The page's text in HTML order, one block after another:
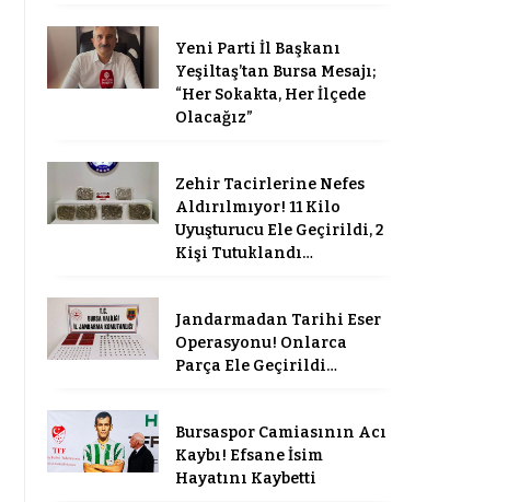
Yeni Parti İl Başkanı
Yeşiltaş’tan Bursa Mesajı;
“Her Sokakta, Her İlçede
Olacağız”
Zehir Tacirlerine Nefes
Aldırılmıyor! 11 Kilo
Uyuşturucu Ele Geçirildi, 2
Kişi Tutuklandı…
Jandarmadan Tarihi Eser
Operasyonu! Onlarca
Parça Ele Geçirildi…
Bursaspor Camiasının Acı
Kaybı! Efsane İsim
Hayatını Kaybetti